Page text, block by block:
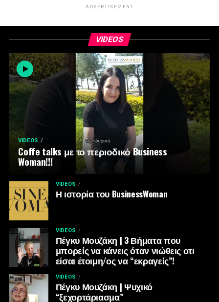
ADVERTISEMENT
VIDEOS
VIDEOS
Coffe talks με το περιοδικό Business
Woman!!!
VIDEOS
Η ιστορία του BusinessWoman
VIDEOS
Πέγκυ Μουζάκη | 3 Βήματα που
μπορείς να κάνεις όταν νιώθεις οτι
είσαι έτοιμη/ος να “εκραγείς”!
VIDEOS
Πέγκυ Μουζάκη | Ψυχικό
“ξεχορτάριασμα”